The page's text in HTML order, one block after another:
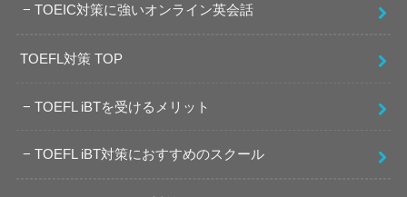
TOEIC対策に強いオンライン英会話
TOEFL対策 TOP
TOEFL iBTを受けるメリット
TOEFL iBT対策におすすめのスクール